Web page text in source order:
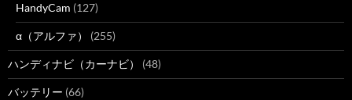
HandyCam (127)
α（アルファ） (255)
ハンディナビ（カーナビ） (48)
バッテリー (66)